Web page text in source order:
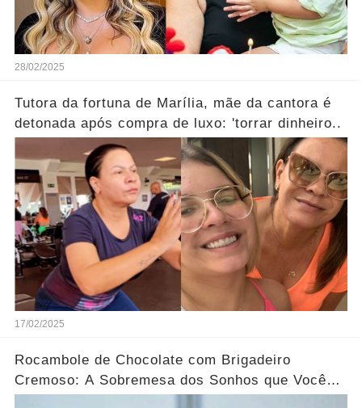
28/02/2025
Tutora da fortuna de Marília, mãe da cantora é
detonada após compra de luxo: 'torrar dinheiro..
17/02/2025
Rocambole de Chocolate com Brigadeiro
Cremoso: A Sobremesa dos Sonhos que Você